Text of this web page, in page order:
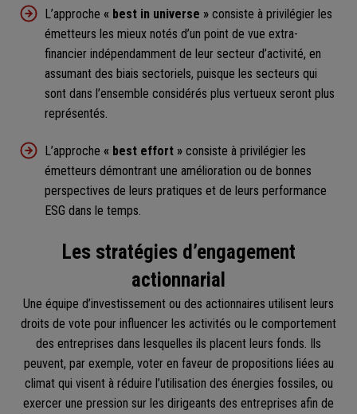
L’approche « best in universe » consiste à privilégier les
émetteurs les mieux notés d’un point de vue extra-
financier indépendamment de leur secteur d’activité, en
assumant des biais sectoriels, puisque les secteurs qui
sont dans l’ensemble considérés plus vertueux seront plus
représentés.
L’approche « best effort » consiste à privilégier les
émetteurs démontrant une amélioration ou de bonnes
perspectives de leurs pratiques et de leurs performance
ESG dans le temps.
Les stratégies d’engagement
actionnarial
Une équipe d’investissement ou des actionnaires utilisent leurs
droits de vote pour influencer les activités ou le comportement
des entreprises dans lesquelles ils placent leurs fonds. Ils
peuvent, par exemple, voter en faveur de propositions liées au
climat qui visent à réduire l’utilisation des énergies fossiles, ou
exercer une pression sur les dirigeants des entreprises afin de